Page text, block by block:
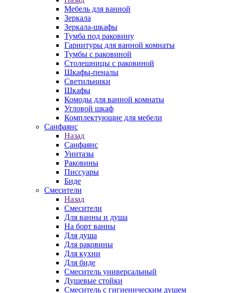
Мебель для ванной
Зеркала
Зеркала-шкафы
Тумба под раковину
Гарнитуры для ванной комнаты
Тумбы с раковиной
Столешницы с раковиной
Шкафы-пеналы
Светильники
Шкафы
Комоды для ванной комнаты
Угловой шкаф
Комплектующие для мебели
Санфаянс
Назад
Санфаянс
Унитазы
Раковины
Писсуары
Биде
Смесители
Назад
Смесители
Для ванны и душа
На борт ванны
Для душа
Для раковины
Для кухни
Для биде
Смеситель универсальный
Душевые стойки
Смеситель с гигиеническим душем